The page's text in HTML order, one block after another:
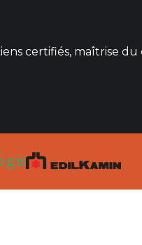
certifiés, maîtrise